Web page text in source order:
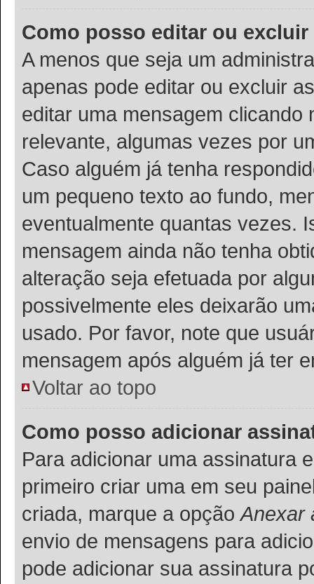
Como posso editar ou
A menos que seja um
apenas pode editar ou excluir
editar uma mensagem
relevante, algumas vezes por
Caso alguém já tenha
um pequeno texto ao fundo,
eventualmente quantas vezes.
mensagem ainda não tenha
alteração seja efetuada por
possivelmente eles deixarão
usado. Por favor, note que
mensagem após alguém já ter
Voltar ao topo
Como posso adicionar
Para adicionar uma assinatura
primeiro criar uma em seu
criada, marque a opçãoAnexar
envio de mensagens para
pode adicionar sua assinatura